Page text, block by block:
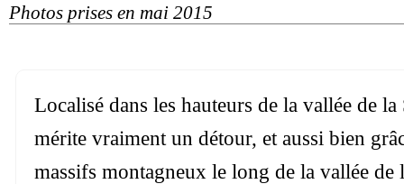
Photos prises en mai 2015
Localisé dans les hauteurs de la vallée de
mérite vraiment un détour, et aussi bien
massifs montagneux le long de la vallée de